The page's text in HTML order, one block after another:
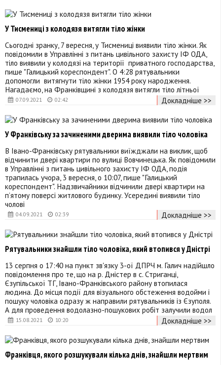
07.09.2021 02:42
У Тисмениці з колодязя витягли тіло жінки
Сьогодні зранку, 7 вересня, у Тисмениці виявили тіло жінки. Як
повідомили в Управлінні з питань цивільного захисту ІФ ОДА,
тіло виявили у колодязі на території приватного господарства,
пише "Галицький кореспондент". О 4:28 рятувальники
допомогли витягнути тіло жінки 1954 року народження.
Нагадаємо, на Франківщині з колодязя витягли тіло літньої
Докладніше >>
04.09.2021 02:39
У Франківську за зачиненими дверима виявили тіло чоловіка
В Івано-Франківську рятувальники виїжджали на виклик, щоб
відчинити двері квартири по вулиці Вовчинецька. Як повідомили
в Управлінні з питань цивільного захисту ІФ ОДА, подія
трапилась учора, 3 вересня, о 10:07, пише "Галицький
кореспондент". Надзвичайники відчинили двері квартири на
п’ятому поверсі житлового будинку. Усередині виявили тіло
чолові
Докладніше >>
15.08.2021 10:20
Рятувальники знайшли тіло чоловіка, який втопився у Дністрі
13 серпня о 17:40 на пункт зв'язку 3-ої ДПРЧ м. Галич надійшло
повідомлення про те, що на р. Дністер в с. Стриганці,
Єзупільської ТГ, Івано-Франківського району втопилася
людина. До місця події для візуального обстеження водойми і
пошуку чоловіка одразу ж направили рятувальників із Єзуполя.
А для проведення водолазно-пошукових робіт залучили водол
Докладніше >>
Франківця, якого розшукували кілька днів, знайшли мертвим